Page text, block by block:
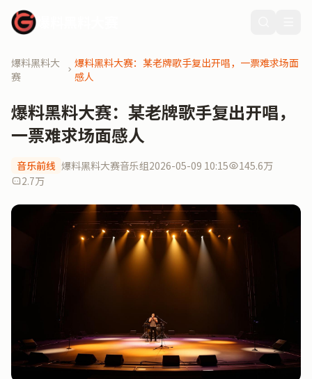
爆料黑料大
赛
爆料黑料大赛：某老牌歌手复出开唱，一票难求场面
感人
爆料黑料大赛：某老牌歌手复出开唱，
一票难求场面感人
音乐前线 爆料黑料大赛音乐组2026-05-09 10:15
145.6万
2.7万